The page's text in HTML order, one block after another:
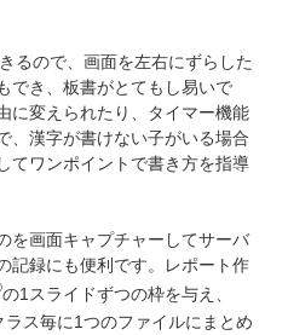
るので、画面を左右にずらした
でき、板書がとてもし易いで
に変えられたり、タイマー機能
、漢字が書けない子がいる場合
てワンポイントで書き方を指導
を画面キャプチャーしてサーバ
記録にも便利です。レポート作
の1スライドずつの枠を与え、
ス毎に1つのファイルにまとめ